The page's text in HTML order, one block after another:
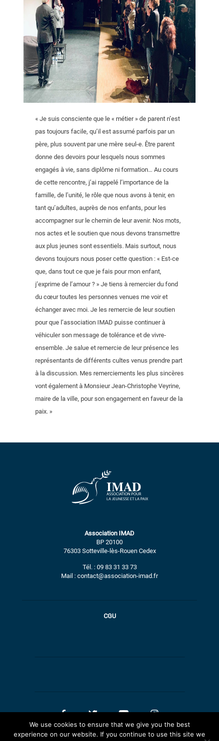
« Je suis consciente que le « métier » de parent n’est
pas toujours facile, qu’il est assumé parfois par un
père, plus souvent par une mère seul-e. Être parent
donne des devoirs pour lesquels nous sommes
engagés à vie, sans diplôme ni formation… Au cours
de cette rencontre, j’ai rappelé l’importance de la
famille, de l’unité, le rôle que nous avons à tenir, en
tant qu’adultes, auprès de nos enfants, pour les
accompagner sur le chemin de leur avenir. Nos mots,
nos actes et le soutien que nous devons transmettre
aux plus jeunes sont essentiels. Mais surtout, nous
devons toujours nous poser cette question : « Est-ce
que, dans tout ce que je fais pour mon enfant,
j’exprime de l’amour ? » Je tiens à remercier du fond
du cœur toutes les personnes venues me voir et
échanger avec moi. Je les remercie de leur soutien
pour que l’association IMAD puisse continuer à
véhiculer son message de tolérance et de vivre-
ensemble. Je salue et remercie de leur présence les
représentants de différents cultes venus prendre part
à la discussion. Mes remerciements les plus sincères
vont également à Monsieur Jean-Christophe Veyrine,
maire de la ville, pour son engagement en faveur de la
paix. »
Association IMAD
BP 20100
76303 Sotteville-lès-Rouen Cedex
Tél. : 09 83 31 33 73
Mail : contact@association-imad.fr
CGU
We use cookies to ensure that we give you the best
experience on our website. If you continue to use this site we